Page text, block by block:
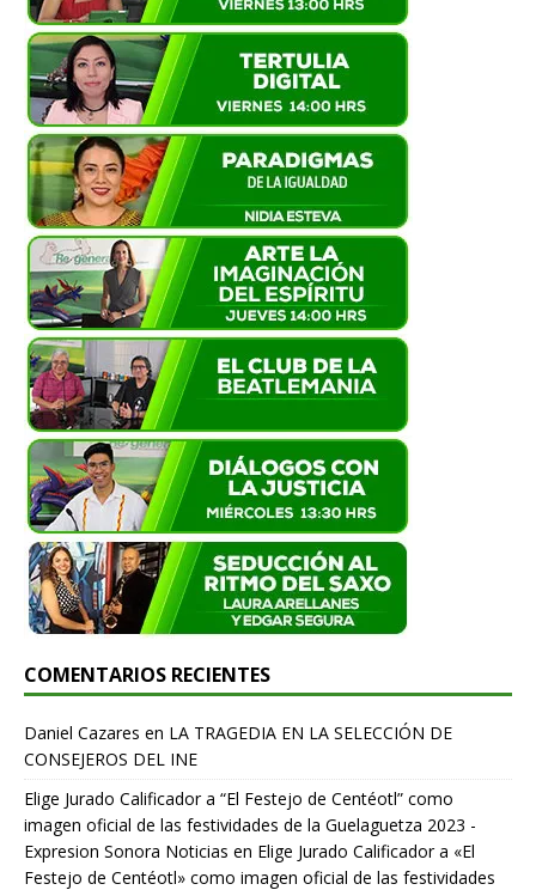
COMENTARIOS RECIENTES
Daniel Cazares en LA TRAGEDIA EN LA SELECCIÓN DE
CONSEJEROS DEL INE
Elige Jurado Calificador a “El Festejo de Centéotl” como
imagen oficial de las festividades de la Guelaguetza 2023 -
Expresion Sonora Noticias en Elige Jurado Calificador a «El
Festejo de Centéotl» como imagen oficial de las festividades